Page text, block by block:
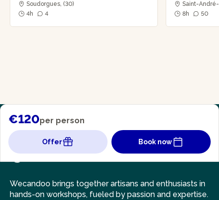
Soudorgues, (30)
4h
4
Saint-
8h
50
€120per person
Offer Book now
Wecandoo brings together artisans and enthusiasts in
hands-on workshops, fueled by passion and expertise.